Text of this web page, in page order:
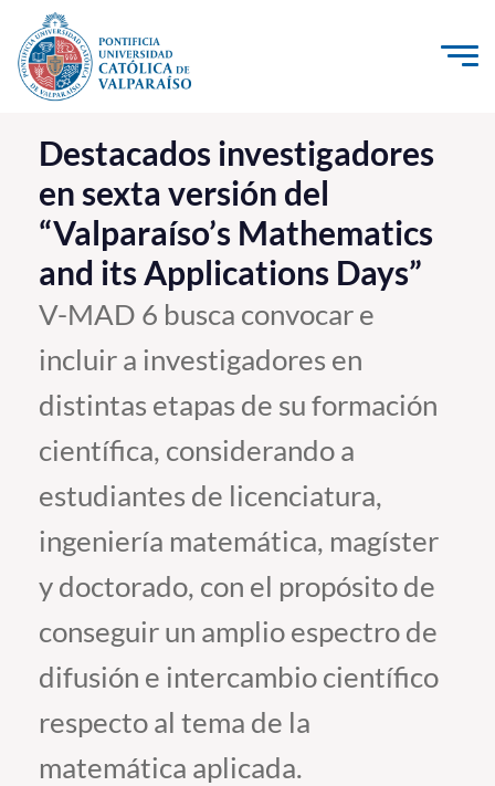
Click acá para ir directamente al contenido
La Universidad
Investigación, Creación e Innovación
PUCV Internacional
Vinculación con el Medio
Admisión
Pregrado
Postgrado
Formación Continua
Estudiantes
Académicos
Funcionarios
Alumni
English
Destacados investigadores
en sexta versión del
“Valparaíso’s Mathematics
and its Applications Days”
V-MAD 6 busca convocar e
incluir a investigadores en
distintas etapas de su formación
científica, considerando a
estudiantes de licenciatura,
ingeniería matemática, magíster
y doctorado, con el propósito de
conseguir un amplio espectro de
difusión e intercambio científico
respecto al tema de la
matemática aplicada.